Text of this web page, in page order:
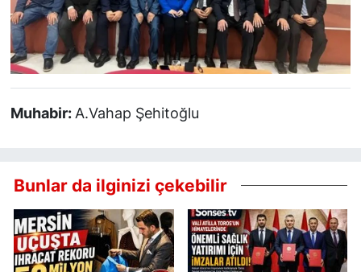
Muhabir: A.Vahap Şehitoğlu
Bunlar da ilginizi çekebilir